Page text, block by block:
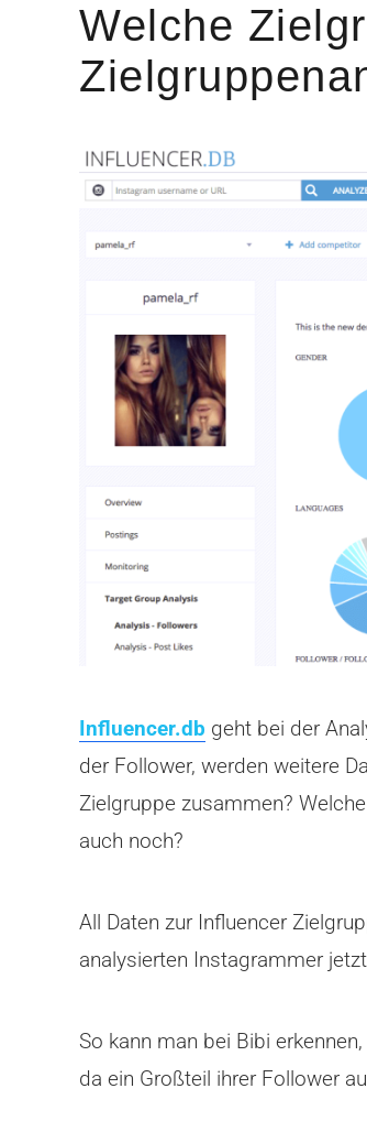
Welche
Influencer.db geht bei der
der Follower, werden weitere
Zielgruppe zusammen?
auch noch?
All Daten zur Influencer
analysierten Instagrammer
So kann man bei Bibi
da ein Großteil ihrer Follower